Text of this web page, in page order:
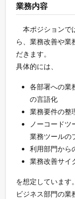
業務内容
本ポジションで
ら、業務改善や業
だきます。
具体的には、
各部署への業
の言語化
業務要件の整
ノーコードツ
業務ツールの
利用部門から
業務改善サイ
を想定しています。
ビジネス部門の業